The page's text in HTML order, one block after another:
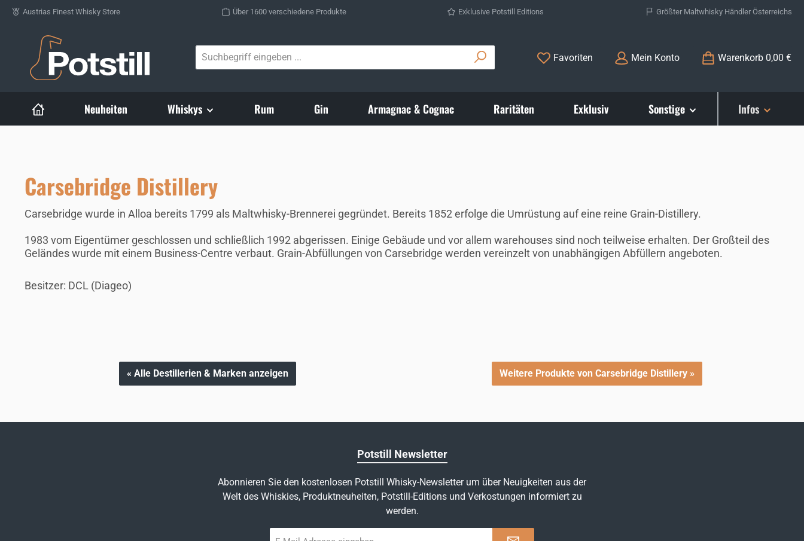
Zum Hauptinhalt springen
Austrias Finest Whisky Store Über 1600 verschiedene Produkte Exklusive Potstill Editions Größter Maltwhisky Händler Österreichs
Favoriten Du hast 0 Produkte auf dem Merkzettel
Mein Konto Warenkorb 0,00 €
Neuheiten Whiskys Rum Gin Armagnac & Cognac Raritäten Exklusiv Sonstige Infos
Carsebridge Distillery
Carsebridge wurde in Alloa bereits 1799 als Maltwhisky-Brennerei gegründet. Bereits 1852 erfolge die Umrüstung auf eine reine Grain-Distillery.
1983 vom Eigentümer geschlossen und schließlich 1992 abgerissen. Einige Gebäude und vor allem warehouses sind noch teilweise erhalten. Der Großteil des
Geländes wurde mit einem Business-Centre verbaut. Grain-Abfüllungen von Carsebridge werden vereinzelt von unabhängigen Abfüllern angeboten.
Besitzer: DCL (Diageo)
« Alle Destillerien & Marken anzeigen Weitere Produkte von Carsebridge Distillery »
Potstill Newsletter
Abonnieren Sie den kostenlosen Potstill Whisky-Newsletter um über Neuigkeiten aus der
Welt des Whiskies, Produktneuheiten, Potstill-Editions und Verkostungen informiert zu
werden.